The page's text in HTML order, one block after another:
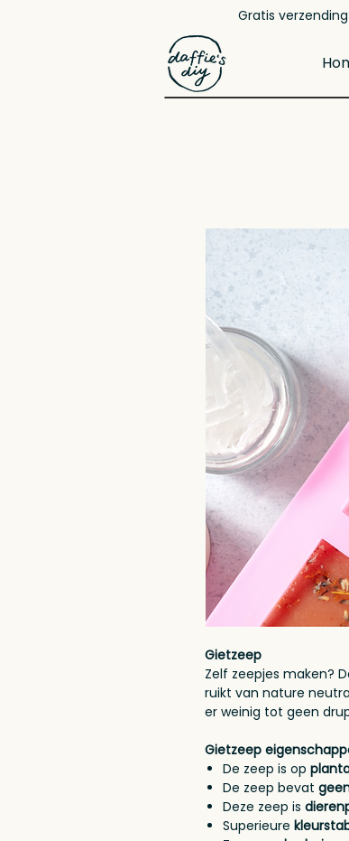
Gratis
Gietzeep
Zelf zeepjes maken?
ruikt van nature
er weinig tot geen
Gietzeep
De zeep is op
De zeep bevat
Deze zeep is
Superieure